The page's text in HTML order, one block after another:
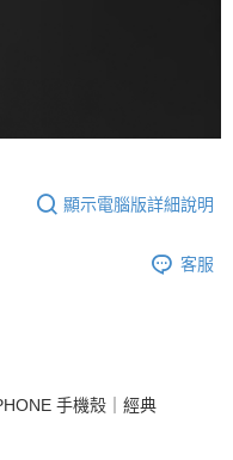
顯示電腦版詳細說明
客服
手機殼｜經典